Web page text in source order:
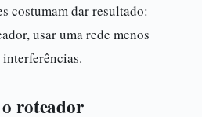
costumam dar resultado:
usar uma rede menos
roteador